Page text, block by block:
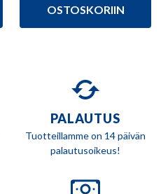
109,90 €.
94,90 €.
OSTOSKORIIN
PALAUTUS
Tuotteillamme on 14 päivän
palautusoikeus!